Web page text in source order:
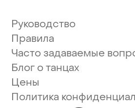
Руководство
Правила
Часто задаваемые
Блог о танцах
Цены
Политика